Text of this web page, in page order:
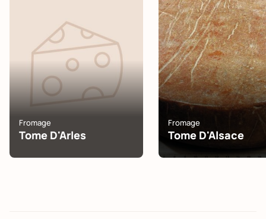
Fromage
Tome D'Arles
Fromage
Tome D'Alsace